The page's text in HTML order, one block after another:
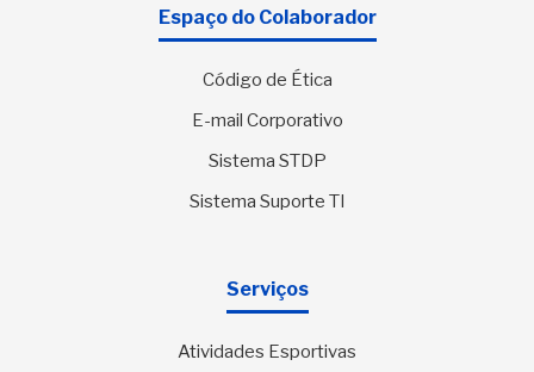
Espaço do Colaborador
Código de Ética
E-mail Corporativo
Sistema STDP
Sistema Suporte TI
Serviços
Atividades Esportivas